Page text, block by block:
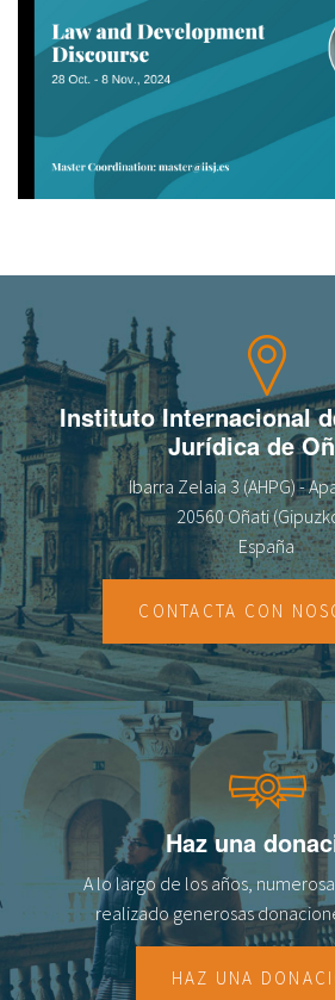
Residencia Antia
Calendario
es
eu
en
fr
Instituto Internacional
Jurídica de
Ibarra Zelaia 3 (AHPG) -
20560 Oñati
España
CONTACTA CON
Haz una
A lo largo de los años,
realizado generosas
HAZ UNA